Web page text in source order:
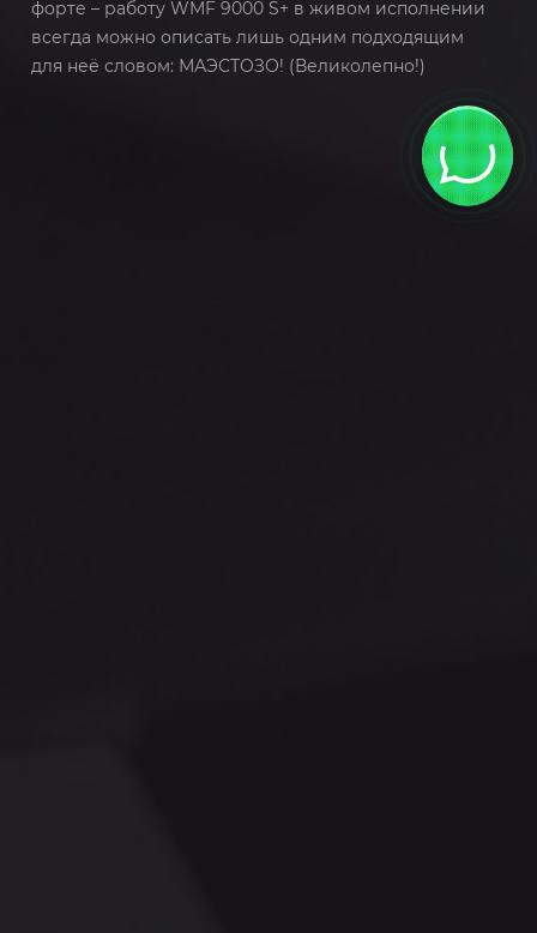
форте – работу WMF 9000 S+ в живом исполнении
всегда можно описать лишь одним подходящим
для неё словом: МАЭСТОЗО! (Великолепно!)